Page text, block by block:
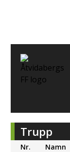
Trupp
Nr. Namn